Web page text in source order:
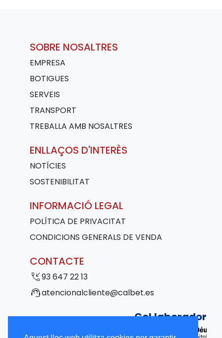
SOBRE NOSALTRES
EMPRESA
BOTIGUES
SERVEIS
TRANSPORT
TREBALLA AMB NOSALTRES
ENLLAÇOS D'INTERÈS
NOTÍCIES
SOSTENIBILITAT
INFORMACIÓ LEGAL
POLÍTICA DE PRIVACITAT
CONDICIONS GENERALS DE VENDA
CONTACTE
phone_callback93 647 22 13
support_agentatencionalcliente@calbet.es
Col·laborador